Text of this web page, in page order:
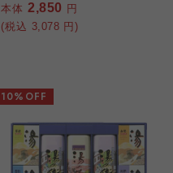
本体 2,850 円
(税込 3,078 円)
10%OFF